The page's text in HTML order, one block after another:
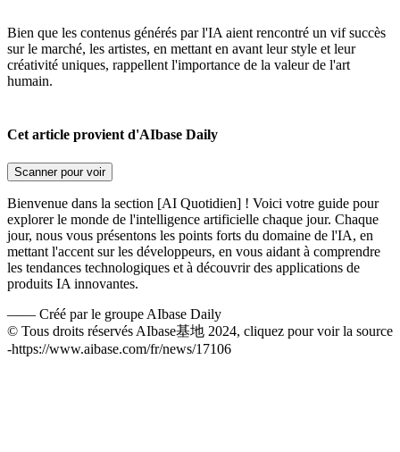
Bien que les contenus générés par l'IA aient rencontré un vif succès
sur le marché, les artistes, en mettant en avant leur style et leur
créativité uniques, rappellent l'importance de la valeur de l'art
humain.
Cet article provient d'AIbase Daily
Scanner pour voir
Bienvenue dans la section [AI Quotidien] ! Voici votre guide pour
explorer le monde de l'intelligence artificielle chaque jour. Chaque
jour, nous vous présentons les points forts du domaine de l'IA, en
mettant l'accent sur les développeurs, en vous aidant à comprendre
les tendances technologiques et à découvrir des applications de
produits IA innovantes.
—— Créé par le groupe AIbase Daily
© Tous droits réservés AIbase基地 2024, cliquez pour voir la source
-https://www.aibase.com/fr/news/17106